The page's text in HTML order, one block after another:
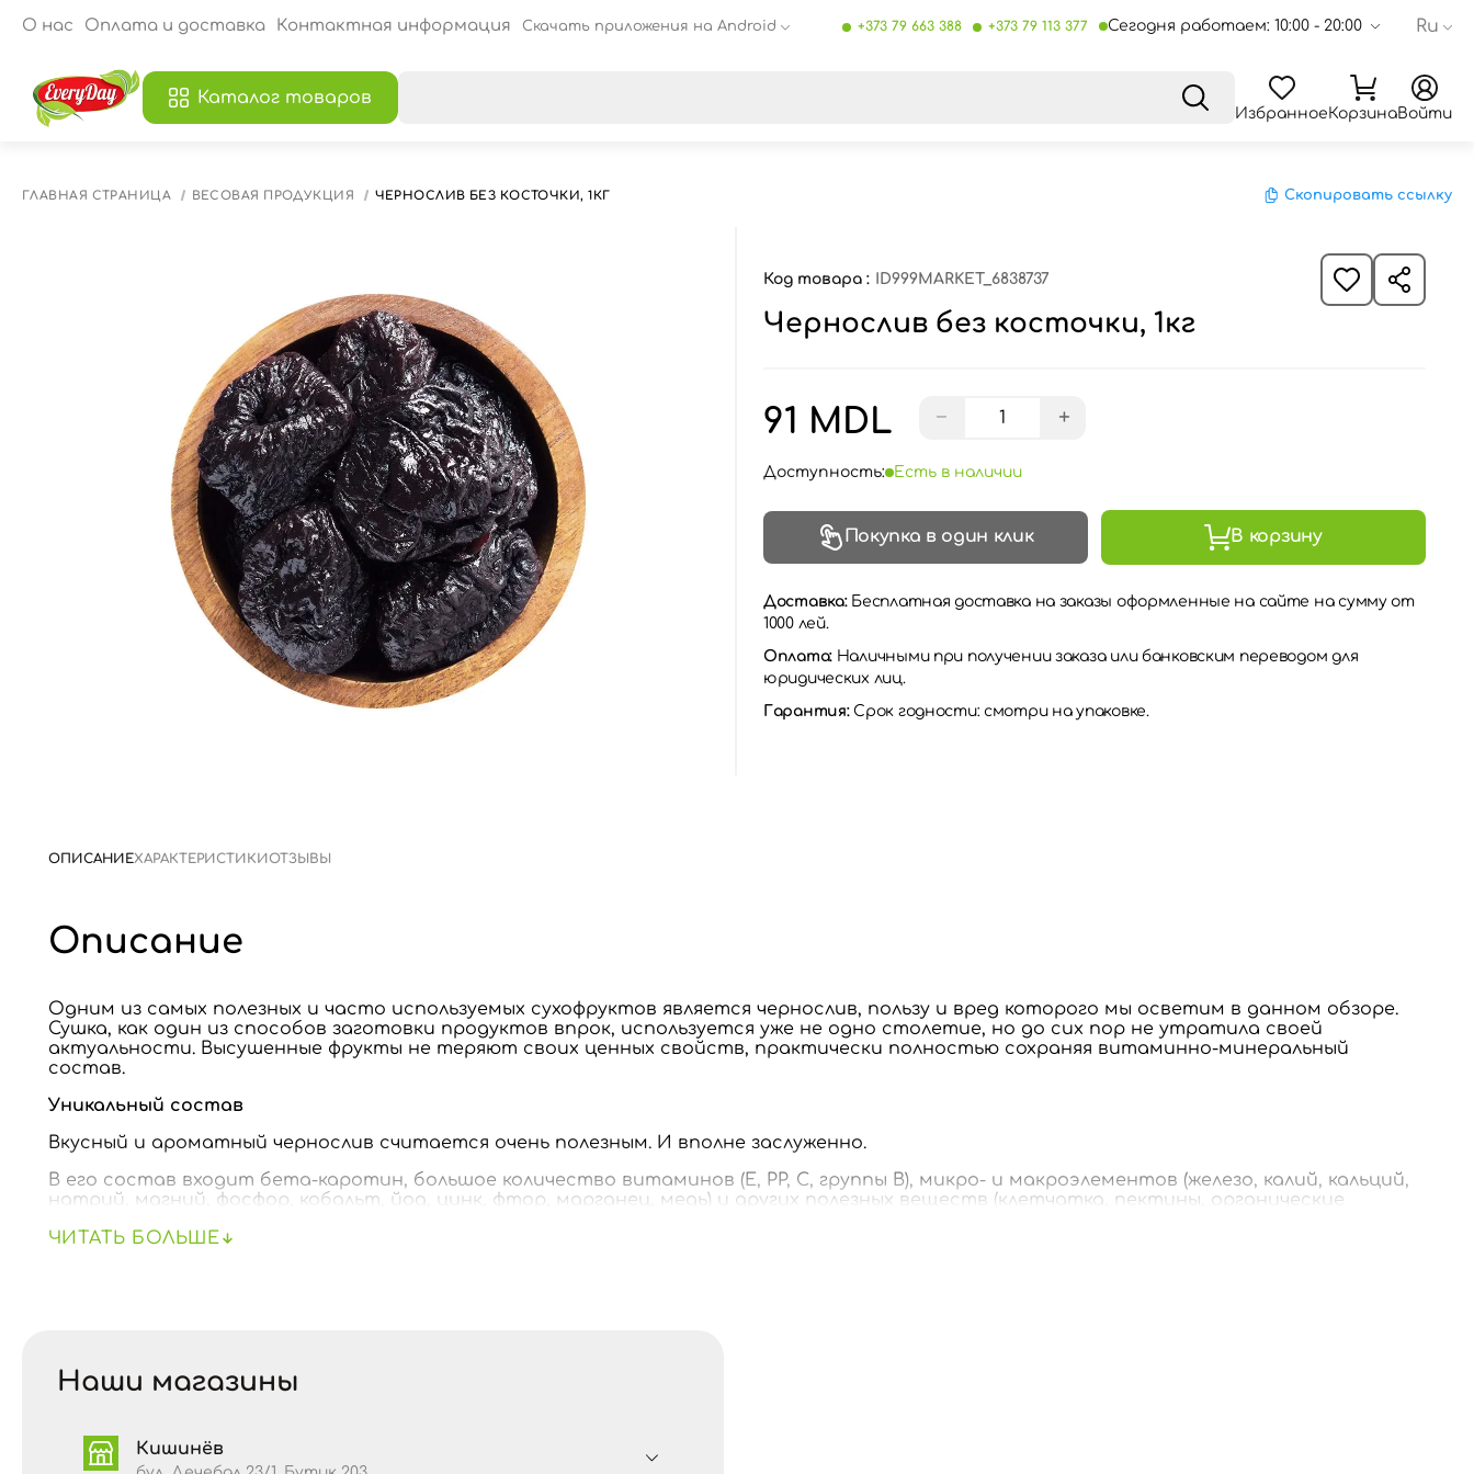
О нас Оплата и доставка Контактная информация Скачать приложения на Android +373 79 663 388 +373 79 113 377 Сегодня работаем: 10:00 - 20:00 Ru
Каталог товаров
ИзбранноеКорзинаВойти
ГЛАВНАЯ СТРАНИЦА ВЕСОВАЯ ПРОДУКЦИЯ ЧЕРНОСЛИВ БЕЗ КОСТОЧКИ, 1КГ Скопировать ссылку
Код товара : ID999MARKET_6838737
Чернослив без косточки, 1кг
91 MDL − +
Доступность: Есть в наличии
Покупка в один клик В корзину
Доставка: Бесплатная доставка на заказы оформленные на сайте на сумму от
1000 лей.
Оплата: Наличными при получении заказа или банковским переводом для
юридических лиц.
Гарантия:Срок годности: смотри на упаковке.
ОПИСАНИЕХАРАКТЕРИСТИКИ ОТЗЫВЫ
Описание
Одним из самых полезных и часто используемых сухофруктов является чернослив, пользу и вред которого мы осветим в данном обзоре.
Сушка, как один из способов заготовки продуктов впрок, используется уже не одно столетие, но до сих пор не утратила своей
актуальности. Высушенные фрукты не теряют своих ценных свойств, практически полностью сохраняя витаминно-минеральный
состав.
Уникальный состав
Вкусный и ароматный чернослив считается очень полезным. И вполне заслуженно.
В его состав входит бета-каротин, большое количество витаминов (Е, РР, С, группы В), микро- и макроэлементов (железо, калий, кальций,
натрий, магний, фосфор, кобальт, йод, цинк, фтор, марганец, медь) и других полезных веществ (клетчатка, пектины, органические
Жиры:
• насыщенные жиры – 0,08 г
Углеводы:64 г
ЧИТАТЬ БОЛЬШЕ
Наши магазины
Кишинёв